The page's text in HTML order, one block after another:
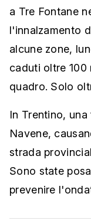
a Tre Fontane
l'innalzamento
alcune zone,
caduti oltre 100
quadro. Solo
In Trentino,
Navene,
strada
Sono state
prevenire